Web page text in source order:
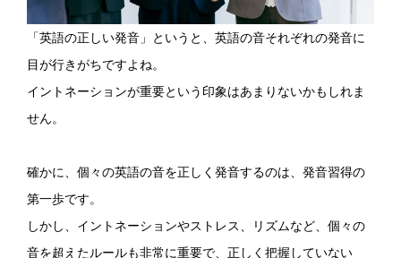
「英語の正しい発音」というと、英語の音それぞれの発音に
目が行きがちですよね。
イントネーションが重要という印象はあまりないかもしれま
せん。
確かに、個々の英語の音を正しく発音するのは、発音習得の
第一歩です。
しかし、イントネーションやストレス、リズムなど、個々の
音を超えたルールも非常に重要で、正しく把握していない